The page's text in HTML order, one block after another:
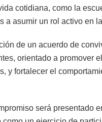
cotidiana, como la
a asumir un rol activo en
de un acuerdo de
orientado a promover
y fortalecer el
será presentado